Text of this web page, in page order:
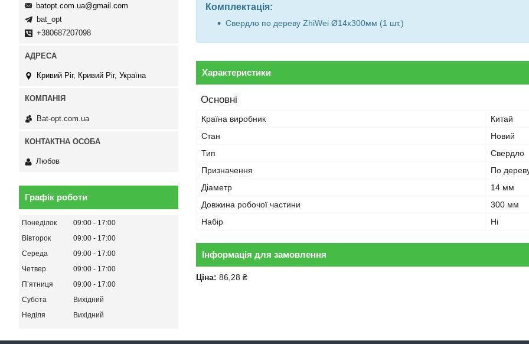
Комплектація:
Свердло по дереву ZhiWei Ø14х300мм (1 шт.)
Характеристики
Основні
Країна виробник
Китай
Стан
Новий
Тип
Свердло
Призначення
По
Діаметр
14 мм
Довжина робочої частини
300 мм
Набір
Ні
Інформація для замовлення
Ціна: 86,28 ₴
batopt.com.ua@gmail.com
bat_opt
+380687207098
Кривий Ріг, Кривий Ріг, Україна
Bat-opt.com.ua
Любов
Графік роботи
Понеділок 09:00
17:00
Вівторок
09:00
17:00
Середа
09:00
17:00
Четвер
09:00
17:00
Пʼятниця
09:00
17:00
Субота
Вихідний
Неділя
Вихідний